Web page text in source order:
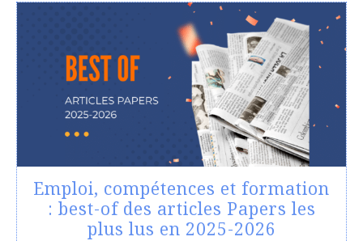
Emploi, compétences et formation
: best-of des articles Papers les
plus lus en 2025-2026